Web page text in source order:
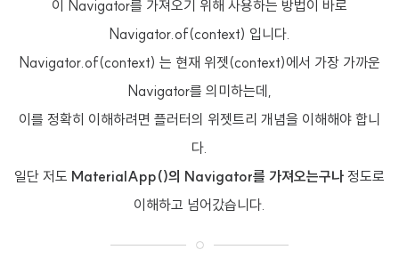
이 Navigator를 가져오기 위해 사용하는 방법이 바로
Navigator.of(context) 입니다.
Navigator.of(context) 는 현재 위젯(context)에서 가장 가까운
Navigator를 의미하는데,
이를 정확히 이해하려면 플러터의 위젯트리 개념을 이해해야 합니
다.
일단 저도 MaterialApp()의 Navigator를 가져오는구나 정도로
이해하고 넘어갔습니다.